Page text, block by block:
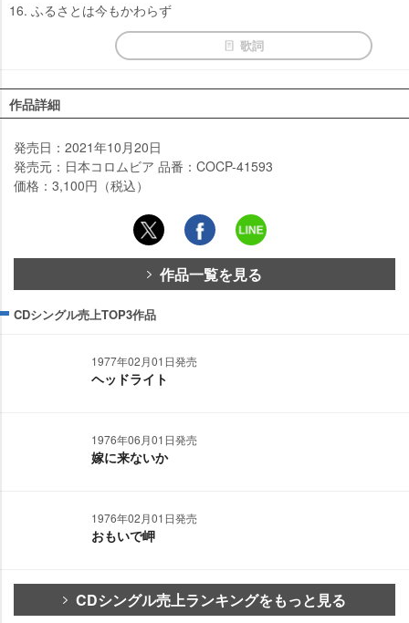
16. ふるさとは今もかわらず
歌詞
作品詳細
発売日：2021年10月20日
発売元：日本コロムビア 品番：COCP-41593
価格：3,100円（税込）
作品一覧を見る
CDシングル売上TOP3作品
1977年02月01日発売
ヘッドライト
1976年06月01日発売
嫁に来ないか
1976年02月01日発売
おもいで岬
CDシングル売上ランキングをもっと見る